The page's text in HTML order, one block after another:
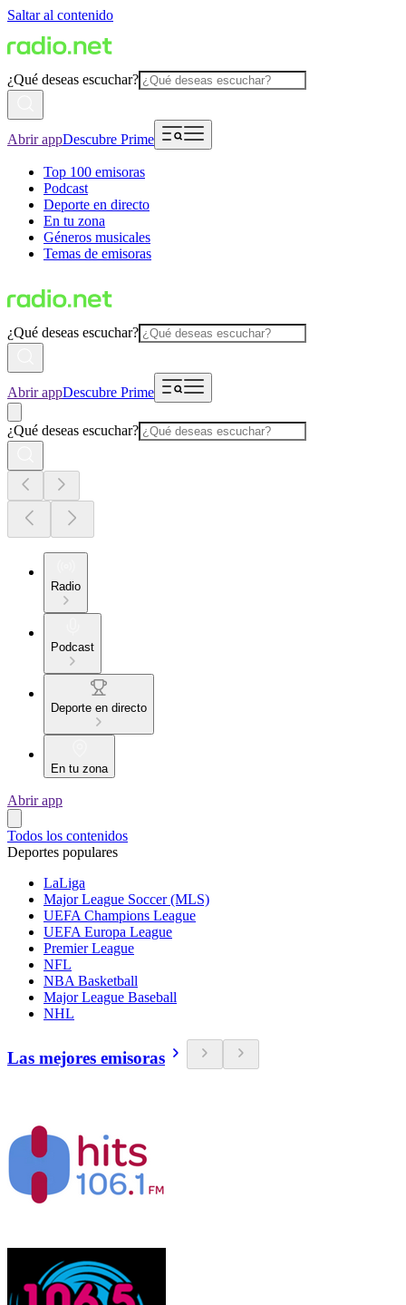
Saltar al contenido
¿Qué deseas escuchar?
Abrir appDescubre Prime
Top 100 emisoras
Podcast
Deporte en directo
En tu zona
Géneros musicales
Temas de emisoras
¿Qué deseas escuchar?
Abrir appDescubre Prime
¿Qué deseas escuchar?
Radio
Podcast
Deporte en directo
En tu zona
Abrir app
Todos los contenidos
Deportes populares
LaLiga
Major League Soccer (MLS)
UEFA Champions League
UEFA Europa League
Premier League
NFL
NBA Basketball
Major League Baseball
NHL
Las mejores emisoras